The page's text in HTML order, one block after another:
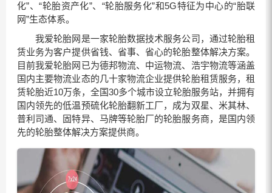
化”、“轮胎资产化”、“轮胎服务化”和5G特征为中心的“胎联
网”生态体系。
我爱轮胎网是一家轮胎数据技术服务公司，通过轮胎租
赁业务为客户提供省钱、省事、省心的轮胎整体解决方案。
目前我爱轮胎网 已为德邦物流、中运物流、浩宇物流等涵盖
国内主要物流业态的几十家物流企业提供轮胎租赁服务，租
赁轮胎近10万条，全国30多个城市设立轮胎服务站，并拥有
国内领先的低温预硫化轮胎翻新工厂，成为双星、米其林、
普利司通、固特异、马牌等轮胎厂的轮胎服务商，是国内领
先的轮胎整体解决方案提供商。